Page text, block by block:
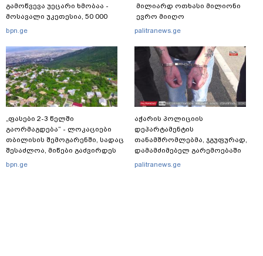
გამოწვევა უეცარი ხმობაა -
მოსავალი უკეთესია, 50 000
ტონამდე თხილს ველოდებით“ -
bpn.ge
„ფასები 2-3 წელში
გაორმაგდება“ - ლოკაციები
თბილისის შემოგარენში, სადაც
შესაძლოა, მიწები გაძვირდეს
bpn.ge
მილიარდ ოთხასი მილიონი
ევრო მიიღო
palitranews.ge
აჭარის პოლიციის
დეპარტამენტის
თანამშრომლებმა, ჯგუფურად,
დამამძიმებელ გარემოებაში
ჩადენილი განზრახ
palitranews.ge